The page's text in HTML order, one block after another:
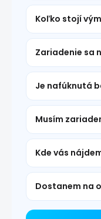
Koľko stojí
Zariadenie sa
Je nafúknutá
Musím
Kde vás
Dostanem na